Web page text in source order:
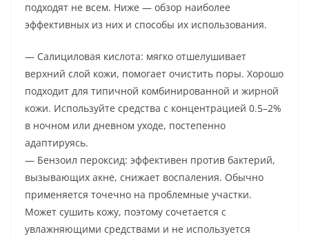
подходят не всем. Ниже — обзор наиболее
эффективных из них и способы их использования.
— Салициловая кислота: мягко отшелушивает
верхний слой кожи, помогает очистить поры. Хорошо
подходит для типичной комбинированной и жирной
кожи. Используйте средства с концентрацией 0.5–2%
в ночном или дневном уходе, постепенно
адаптируясь.
— Бензоил пероксид: эффективен против бактерий,
вызывающих акне, снижает воспаления. Обычно
применяется точечно на проблемные участки.
Может сушить кожу, поэтому сочетается с
увлажняющими средствами и не используется